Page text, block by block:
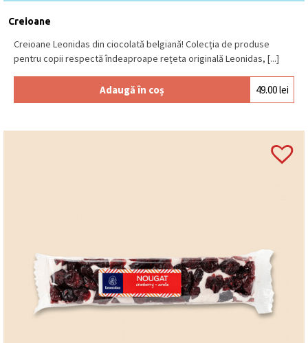
Se păstrează la loc uscat și răcoros, la o
temperatură între 15⁰C – 18⁰C.
Creioane
Creioane Leonidas din ciocolată belgiană! Colecția de produse
pentru copii respectă îndeaproape rețeta originală Leonidas, [...]
Adaugă în coș 49.00lei